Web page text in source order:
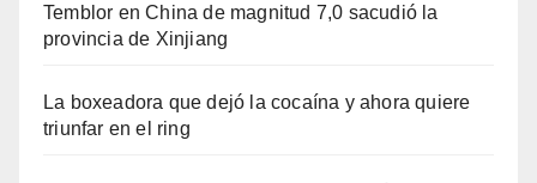
Temblor en China de magnitud 7,0 sacudió la
provincia de Xinjiang
La boxeadora que dejó la cocaína y ahora quiere
triunfar en el ring​